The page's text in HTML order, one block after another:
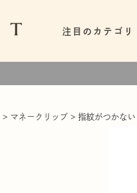
注目のカテゴリ
マネークリップ 指紋がつかな